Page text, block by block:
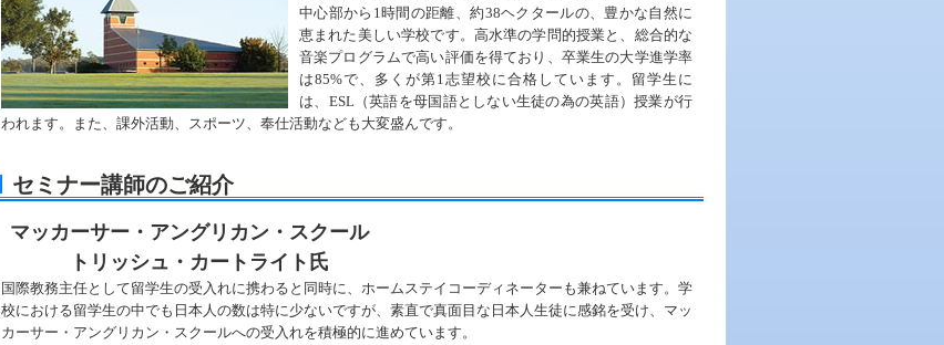
中心部から1時間の距離、約38ヘクタールの、豊かな自然に
恵まれた美しい学校です。高水準の学問的授業と、総合的な
音楽プログラムで高い評価を得ており、卒業生の大学進学率
は85%で、多くが第1志望校に合格しています。留学生に
は、ESL（英語を母国語としない生徒の為の英語）授業が行
われます。また、課外活動、スポーツ、奉仕活動なども大変盛んです。
セミナー講師のご紹介
マッカーサー・アングリカン・スクール
トリッシュ・カートライト氏
国際教務主任として留学生の受入れに携わると同時に、ホームステイコーディネーターも兼ねています。学
校における留学生の中でも日本人の数は特に少ないですが、素直で真面目な日本人生徒に感銘を受け、マッ
カーサー・アングリカン・スクールへの受入れを積極的に進めています。